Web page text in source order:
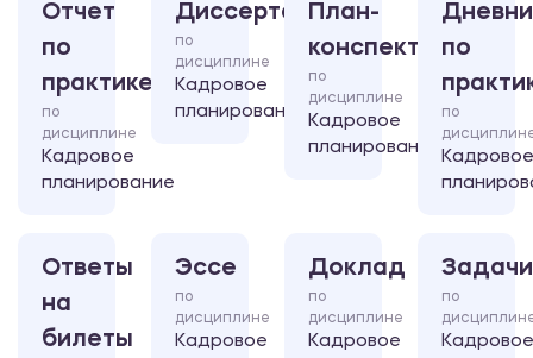
Отчет
по
практике
по
дисциплине
Кадровое
планирование
Диссертация
по
дисциплине
Кадровое
планирование
План-
конспект
по
дисциплине
Кадровое
планирование
по
по
Кадровое
Ответы
на
билеты
Эссе
по
дисциплине
Кадровое
Доклад
по
дисциплине
Кадровое
Задачи
по
Кадровое